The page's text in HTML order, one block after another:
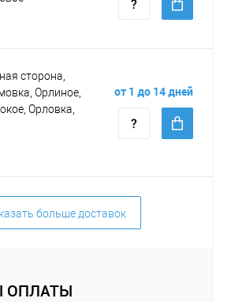
сторона,
Орлиное,
Орловка,
от 1 до 14 дней
больше доставок
ОПЛАТЫ